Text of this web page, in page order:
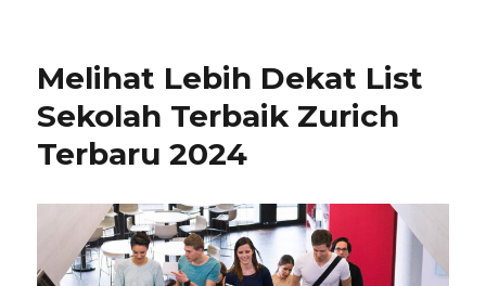
Melihat Lebih Dekat List
Sekolah Terbaik Zurich
Terbaru 2024